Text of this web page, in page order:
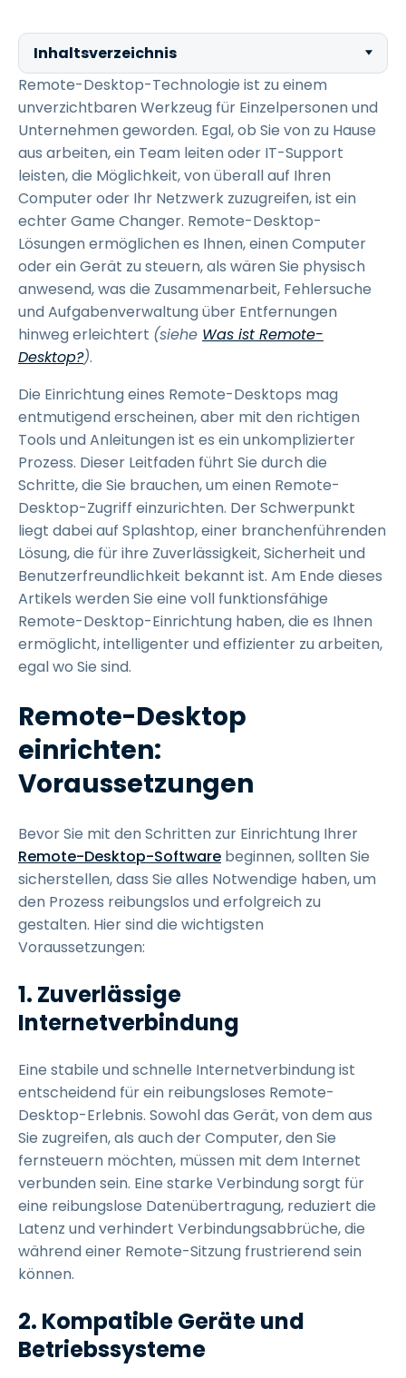
Inhaltsverzeichnis
Remote-Desktop-Technologie ist zu einem
unverzichtbaren Werkzeug für Einzelpersonen und
Unternehmen geworden. Egal, ob Sie von zu Hause
aus arbeiten, ein Team leiten oder IT-Support
leisten, die Möglichkeit, von überall auf Ihren
Computer oder Ihr Netzwerk zuzugreifen, ist ein
echter Game Changer. Remote-Desktop-
Lösungen ermöglichen es Ihnen, einen Computer
oder ein Gerät zu steuern, als wären Sie physisch
anwesend, was die Zusammenarbeit, Fehlersuche
und Aufgabenverwaltung über Entfernungen
hinweg erleichtert (siehe Was ist Remote-
Desktop?).
Die Einrichtung eines Remote-Desktops mag
entmutigend erscheinen, aber mit den richtigen
Tools und Anleitungen ist es ein unkomplizierter
Prozess. Dieser Leitfaden führt Sie durch die
Schritte, die Sie brauchen, um einen Remote-
Desktop-Zugriff einzurichten. Der Schwerpunkt
liegt dabei auf Splashtop, einer branchenführenden
Lösung, die für ihre Zuverlässigkeit, Sicherheit und
Benutzerfreundlichkeit bekannt ist. Am Ende dieses
Artikels werden Sie eine voll funktionsfähige
Remote-Desktop-Einrichtung haben, die es Ihnen
ermöglicht, intelligenter und effizienter zu arbeiten,
egal wo Sie sind.
Remote-Desktop
einrichten:
Voraussetzungen
Bevor Sie mit den Schritten zur Einrichtung Ihrer
Remote-Desktop-Software beginnen, sollten Sie
sicherstellen, dass Sie alles Notwendige haben, um
den Prozess reibungslos und erfolgreich zu
gestalten. Hier sind die wichtigsten
Voraussetzungen:
1. Zuverlässige
Internetverbindung
Eine stabile und schnelle Internetverbindung ist
entscheidend für ein reibungsloses Remote-
Desktop-Erlebnis. Sowohl das Gerät, von dem aus
Sie zugreifen, als auch der Computer, den Sie
fernsteuern möchten, müssen mit dem Internet
verbunden sein. Eine starke Verbindung sorgt für
eine reibungslose Datenübertragung, reduziert die
Latenz und verhindert Verbindungsabbrüche, die
während einer Remote-Sitzung frustrierend sein
können.
2. Kompatible Geräte und
Betriebssysteme